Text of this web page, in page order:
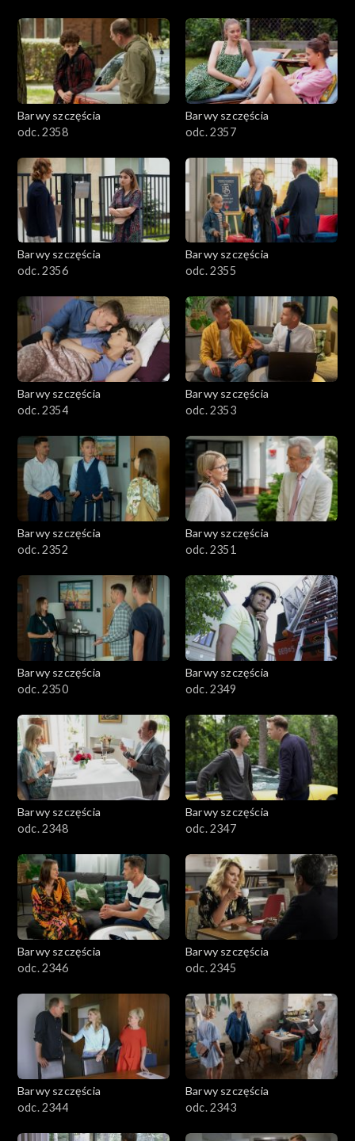
Barwy szczęścia
odc. 2358
Barwy szczęścia
odc. 2357
Barwy szczęścia
odc. 2356
Barwy szczęścia
odc. 2355
Barwy szczęścia
odc. 2354
Barwy szczęścia
odc. 2353
Barwy szczęścia
odc. 2352
Barwy szczęścia
odc. 2351
Barwy szczęścia
odc. 2350
Barwy szczęścia
odc. 2349
Barwy szczęścia
odc. 2348
Barwy szczęścia
odc. 2347
Barwy szczęścia
odc. 2346
Barwy szczęścia
odc. 2345
Barwy szczęścia
odc. 2344
Barwy szczęścia
odc. 2343